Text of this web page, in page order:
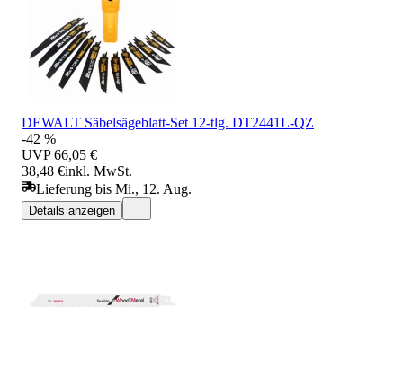
DEWALT Säbelsägeblatt-Set 12-tlg. DT2441L-QZ
-42 %
UVP 66,05 €
38,48 €inkl. MwSt.
Lieferung bis Mi., 12. Aug.
Details anzeigen